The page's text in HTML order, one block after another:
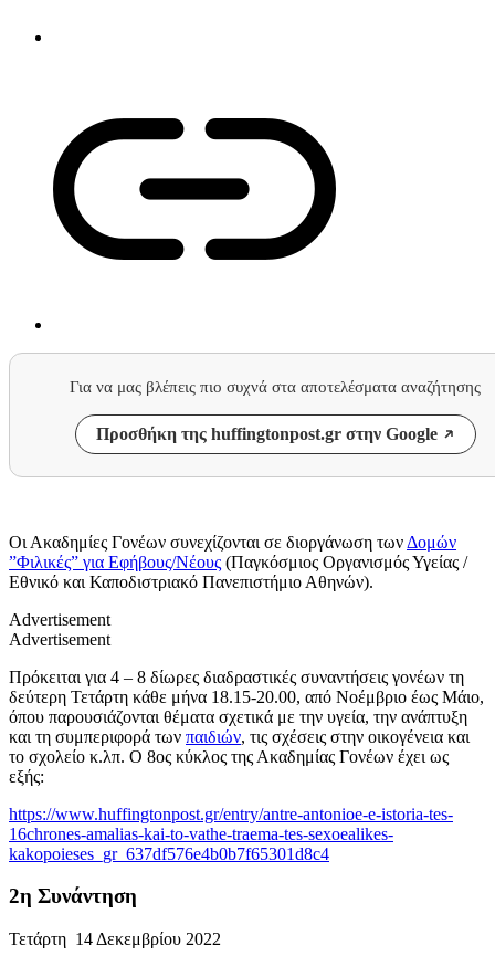
Για να μας βλέπεις πιο συχνά στα αποτελέσματα αναζήτησης
Προσθήκη της huffingtonpost.gr στην Google
Οι Ακαδημίες Γονέων συνεχίζονται σε διοργάνωση των Δομών
”Φιλικές” για Εφήβους/Νέους (Παγκόσμιος Οργανισμός Υγείας /
Εθνικό και Καποδιστριακό Πανεπιστήμιο Αθηνών).
Advertisement
Advertisement
Πρόκειται για 4 – 8 δίωρες διαδραστικές συναντήσεις γονέων τη
δεύτερη Τετάρτη κάθε μήνα 18.15-20.00, από Νοέμβριο έως Μάιο,
όπου παρουσιάζονται θέματα σχετικά με την υγεία, την ανάπτυξη
και τη συμπεριφορά των παιδιών, τις σχέσεις στην οικογένεια και
το σχολείο κ.λπ. Ο 8ος κύκλος της Ακαδημίας Γονέων έχει ως
εξής:
https://www.huffingtonpost.gr/entry/antre-antonioe-e-istoria-tes-
16chrones-amalias-kai-to-vathe-traema-tes-sexoealikes-
kakopoieses_gr_637df576e4b0b7f65301d8c4
2η Συνάντηση
Τετάρτη 14 Δεκεμβρίου 2022